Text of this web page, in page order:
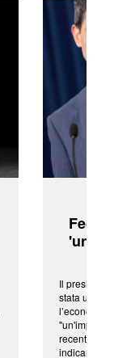
Fed:
'una
Il
stata una
l’economia
recenti
indicano